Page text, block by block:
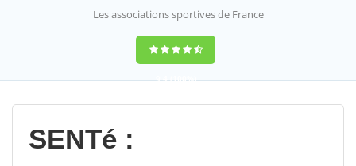
Les associations sportives de France
9,4(100%)
14358votes
SENTé :